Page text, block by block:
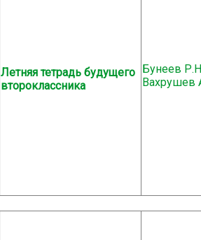
Летняя тетрадь будущего
второклассника
Бунеев
Вахрушев